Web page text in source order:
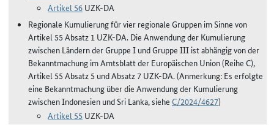
Artikel 56 UZK-DA
Regionale Kumulierung für vier regionale Gruppen im Sinne von
Artikel 55 Absatz 1 UZK-DA. Die Anwendung der Kumulierung
zwischen Ländern der Gruppe I und Gruppe III ist abhängig von der
Bekanntmachung im Amtsblatt der Europäischen Union (Reihe C),
Artikel 55 Absatz 5 und Absatz 7 UZK-DA. (Anmerkung: Es erfolgte
eine Bekanntmachung über die Anwendung der Kumulierung
zwischen Indonesien und Sri Lanka, siehe C/2024/4627)
Artikel 55 UZK-DA